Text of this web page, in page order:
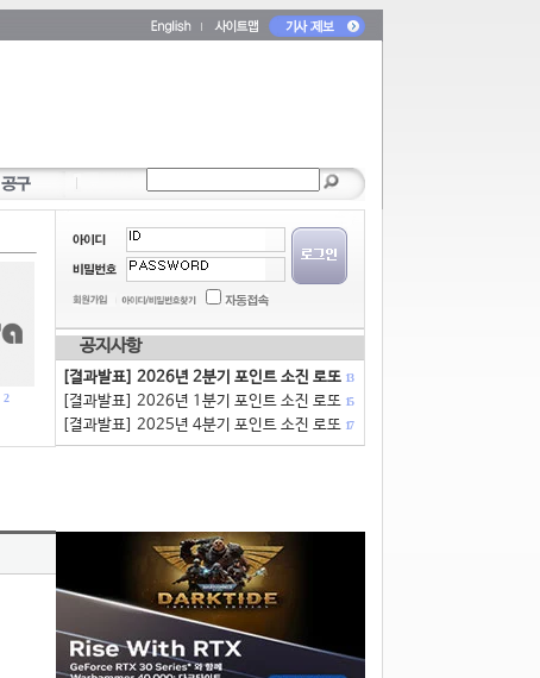
2
공지사항
[결과발표] 2026년 2분기 포인트 소진 로또 13
[결과발표] 2026년 1분기 포인트 소진 로또 15
[결과발표] 2025년 4분기 포인트 소진 로또 17